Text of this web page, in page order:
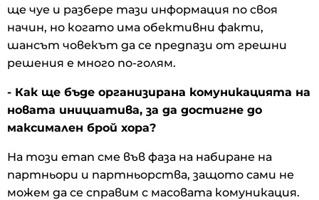
ще чуе и разбере тази информация по своя
начин, но когато има обективни факти,
шансът човекът да се предпази от грешни
решения е много по-голям.
- Как ще бъде организирана комуникацията на
новата инициатива, за да достигне до
максимален брой хора?
На този етап сме във фаза на набиране на
партньори и партньорства, защото сами не
можем да се справим с масовата комуникация.